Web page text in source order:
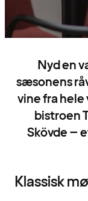
Nyd en
sæsonens
vine fra
bistroen
Skövde –
Klassisk